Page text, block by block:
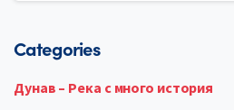
Categories
Дунав – Река с много история